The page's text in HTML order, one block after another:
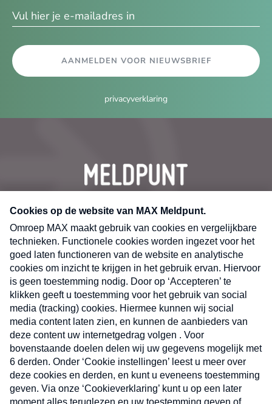
AANMELDEN VOOR NIEUWSBRIEF
privacyverklaring
CONTACT
Volg ons op
X
Nieuwsbrief
Neem hier een gratis abonnement op de MAX